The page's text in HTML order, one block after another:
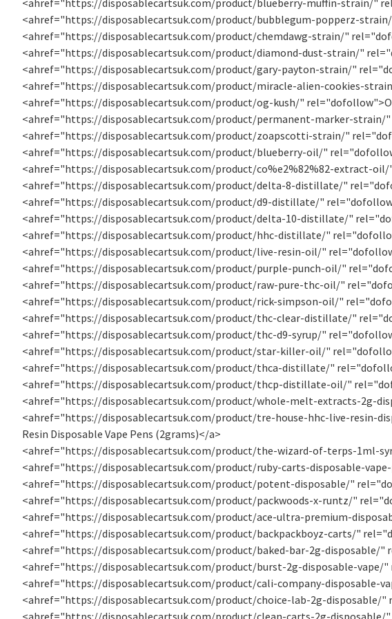
<ahref="https://disposablecartsuk.com/product/bubblegum-popperz-
<ahref="https://disposablecartsuk.com/product/chemdawg-strain/"
<ahref="https://disposablecartsuk.com/product/diamond-dust-strain/"
<ahref="https://disposablecartsuk.com/product/gary-payton-strain/"
<ahref="https://disposablecartsuk.com/product/miracle-alien-cookies-
<ahref="https://disposablecartsuk.com/product/og-kush/"
<ahref="https://disposablecartsuk.com/product/permanent-marker-strain/
<ahref="https://disposablecartsuk.com/product/zoapscotti-strain/"
<ahref="https://disposablecartsuk.com/product/blueberry-oil/"
<ahref="https://disposablecartsuk.com/product/co%e2%82%82-extract-
<ahref="https://disposablecartsuk.com/product/delta-8-distillate/"
<ahref="https://disposablecartsuk.com/product/d9-distillate/"
<ahref="https://disposablecartsuk.com/product/delta-10-distillate/"
<ahref="https://disposablecartsuk.com/product/hhc-distillate/"
<ahref="https://disposablecartsuk.com/product/live-resin-oil/"
<ahref="https://disposablecartsuk.com/product/purple-punch-oil/"
<ahref="https://disposablecartsuk.com/product/raw-pure-thc-oil/"
<ahref="https://disposablecartsuk.com/product/rick-simpson-oil/"
<ahref="https://disposablecartsuk.com/product/thc-clear-distillate/"
<ahref="https://disposablecartsuk.com/product/thc-d9-syrup/"
<ahref="https://disposablecartsuk.com/product/star-killer-oil/"
<ahref="https://disposablecartsuk.com/product/thca-distillate/"
<ahref="https://disposablecartsuk.com/product/thcp-distillate-oil/"
<ahref="https://disposablecartsuk.com/product/whole-melt-extracts-2g-
<ahref="https://disposablecartsuk.com/product/tre-house-hhc-live-resin-
Resin Disposable Vape Pens (2grams)</a>
<ahref="https://disposablecartsuk.com/product/the-wizard-of-terps-1ml-
<ahref="https://disposablecartsuk.com/product/ruby-carts-disposable-
<ahref="https://disposablecartsuk.com/product/potent-disposable/"
<ahref="https://disposablecartsuk.com/product/packwoods-x-runtz/"
<ahref="https://disposablecartsuk.com/product/ace-ultra-premium-
<ahref="https://disposablecartsuk.com/product/backpackboyz-carts/"
<ahref="https://disposablecartsuk.com/product/baked-bar-2g-disposable/"
<ahref="https://disposablecartsuk.com/product/burst-2g-disposable-vape/"
<ahref="https://disposablecartsuk.com/product/cali-company-disposable-
<ahref="https://disposablecartsuk.com/product/choice-lab-2g-disposable/"
<ahref="https://disposablecartsuk.com/product/clean-carts-2g-disposable/